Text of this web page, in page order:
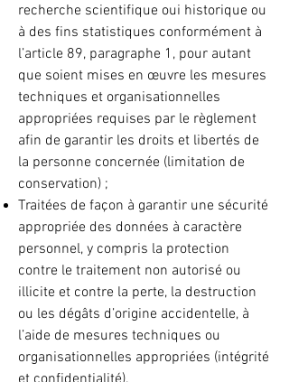
recherche scientifique oui historique ou
à des fins statistiques conformément à
l’article 89, paragraphe 1, pour autant
que soient mises en œuvre les mesures
techniques et organisationnelles
appropriées requises par le règlement
afin de garantir les droits et libertés de
la personne concernée (limitation de
conservation) ;
Traitées de façon à garantir une sécurité
appropriée des données à caractère
personnel, y compris la protection
contre le traitement non autorisé ou
illicite et contre la perte, la destruction
ou les dégâts d’origine accidentelle, à
l’aide de mesures techniques ou
organisationnelles appropriées (intégrité